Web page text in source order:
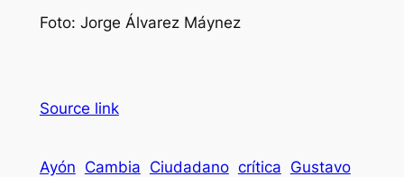
Foto: Jorge Álvarez Máynez
Source link
Ayón Cambia Ciudadano crítica Gustavo